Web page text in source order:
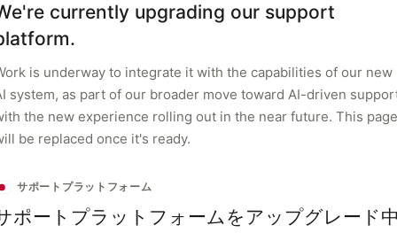
currently upgrading our support
is underway to integrate it with the capabilities of our new
system, as part of our broader move toward AI-driven
the new experience rolling out in the near future. This page
be replaced once it's ready.
サポートプラットフォーム
ポートプラットフォームをアップグレード中